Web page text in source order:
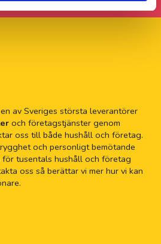
av Sveriges största leverantörer
och företagstjänster genom
oss till både hushåll och företag.
och personligt bemötande
tusentals hushåll och företag
oss så berättar vi mer hur vi kan